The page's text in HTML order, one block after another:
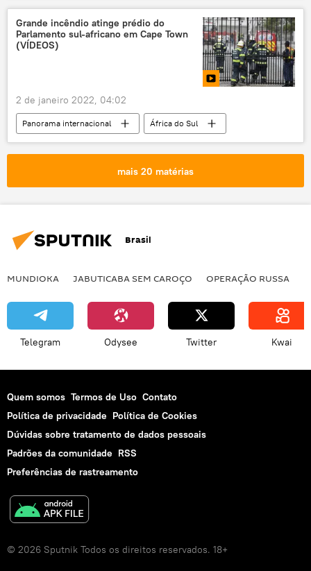
arqueólogo
Brasil
Grande incêndio atinge prédio do
Parlamento sul-africano em Cape Town
(VÍDEOS)
2 de janeiro 2022, 04:02
Panorama internacional
África do Sul
incêndio
bombeiros
mais 20 matérias
Brasil
MUNDIOKA JABUTICABA SEM CAROÇO OPERAÇÃO RUSSA
Telegram Odysee Twitter Kwai
Quem somos Termos de Uso Contato
Política de privacidade Política de Cookies
Dúvidas sobre tratamento de dados pessoais
Padrões da comunidade RSS
Preferências de rastreamento
© 2026 Sputnik Todos os direitos reservados. 18+